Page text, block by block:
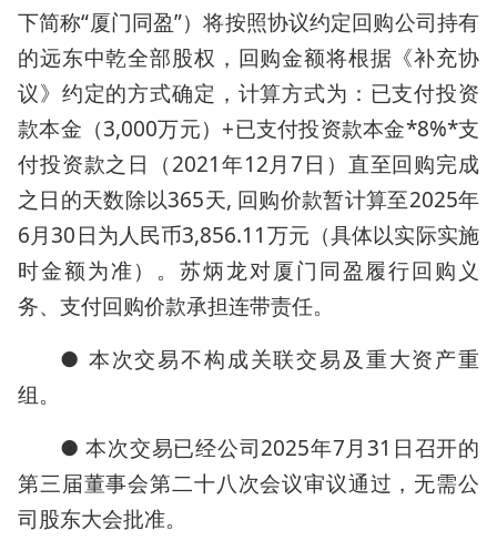
下简称“厦门同盈”）将按照协议约定回购公司持有
的远东中乾全部股权，回购金额将根据《补充协
议》约定的方式确定，计算方式为：已支付投资
款本金（3,000万元）+已支付投资款本金*8%*支
付投资款之日（2021年12月7日）直至回购完成
之日的天数除以365天, 回购价款暂计算至2025年
6月30日为人民币3,856.11万元（具体以实际实施
时金额为准）。苏炳龙对厦门同盈履行回购义
务、支付回购价款承担连带责任。
● 本次交易不构成关联交易及重大资产重
组。
● 本次交易已经公司2025年7月31日召开的
第三届董事会第二十八次会议审议通过，无需公
司股东大会批准。